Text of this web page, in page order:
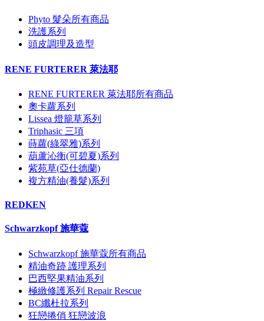
Phyto 髮朵所有商品
洗護系列
頭皮調理及造型
RENE FURTERER 萊法耶
RENE FURTERER 萊法耶所有商品
奧卡蘿系列
Lissea 燈籠草系列
Triphasic 三項
蒔蘿(綠翠雅)系列
葫蘆沁衡(可碧夏)系列
紫苑草(亞仕德蘭)
複方精油(養髮)系列
REDKEN
Schwarzkopf 施華蔻
Schwarzkopf 施華蔻所有商品
精油奇跡 護理系列
巴西堅果精油系列
極緻修護系列 Repair Rescue
BC纖杜拉系列
狂戀捲俏 狂戀波浪